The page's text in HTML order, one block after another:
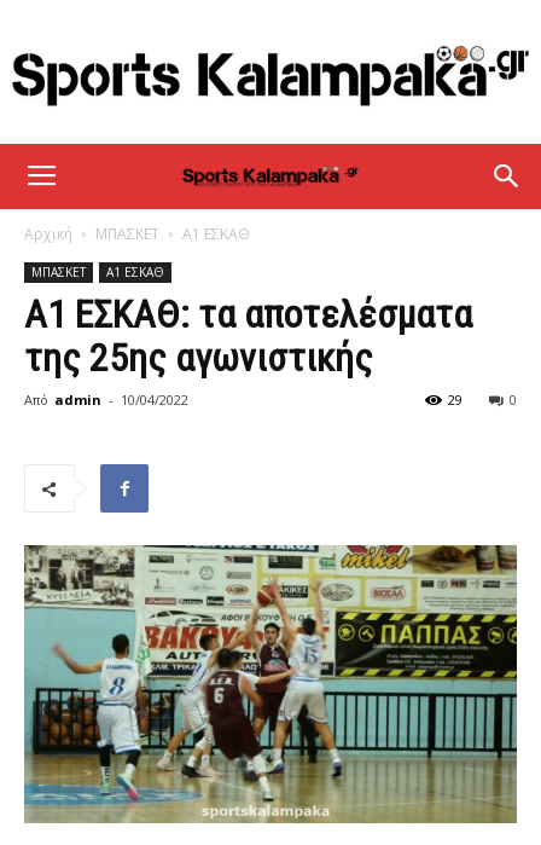
sportskalampaka
Αρχική ΜΠΑΣΚΕΤ Α1 ΕΣΚΑΘ
ΜΠΑΣΚΕΤ Α1 ΕΣΚΑΘ
Α1 ΕΣΚΑΘ: τα αποτελέσματα
της 25ης αγωνιστικής
Από admin - 10/04/2022 0
29